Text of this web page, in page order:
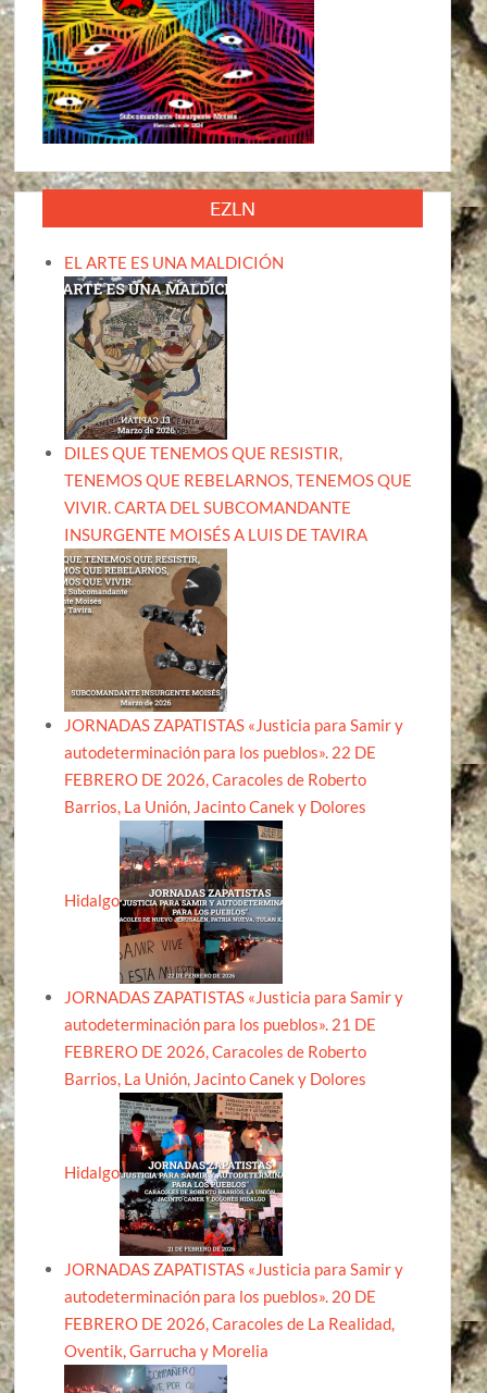
EZLN
EL ARTE ES UNA MALDICIÓN
DILES QUE TENEMOS QUE RESISTIR,
TENEMOS QUE REBELARNOS, TENEMOS QUE
VIVIR. CARTA DEL SUBCOMANDANTE
INSURGENTE MOISÉS A LUIS DE TAVIRA
JORNADAS ZAPATISTAS «Justicia para Samir y
autodeterminación para los pueblos». 22 DE
FEBRERO DE 2026, Caracoles de Roberto
Barrios, La Unión, Jacinto Canek y Dolores
Hidalgo
JORNADAS ZAPATISTAS «Justicia para Samir y
autodeterminación para los pueblos». 21 DE
FEBRERO DE 2026, Caracoles de Roberto
Barrios, La Unión, Jacinto Canek y Dolores
Hidalgo
JORNADAS ZAPATISTAS «Justicia para Samir y
autodeterminación para los pueblos». 20 DE
FEBRERO DE 2026, Caracoles de La Realidad,
Oventik, Garrucha y Morelia